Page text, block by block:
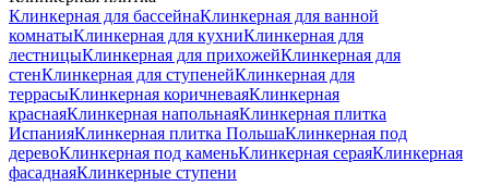
Клинкерная для бассейнаКлинкерная для ванной
комнатыКлинкерная для кухниКлинкерная для
лестницыКлинкерная для прихожейКлинкерная для
стенКлинкерная для ступенейКлинкерная для
террасыКлинкерная коричневаяКлинкерная
краснаяКлинкерная напольнаяКлинкерная плитка
ИспанияКлинкерная плитка ПольшаКлинкерная под
деревоКлинкерная под каменьКлинкерная сераяКлинкерная
фасаднаяКлинкерные ступени